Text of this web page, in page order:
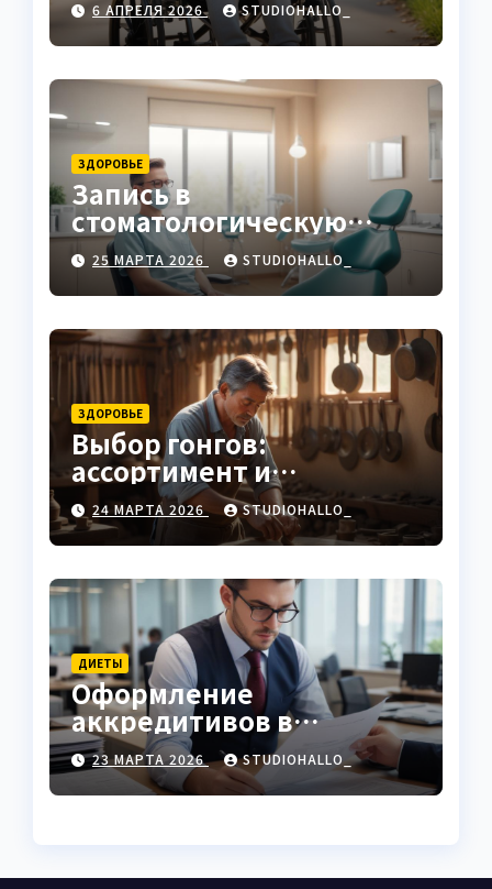
6 АПРЕЛЯ 2026 STUDIOHALLO_
ЗДОРОВЬЕ
Запись в
стоматологическую
клинику
25 МАРТА 2026 STUDIOHALLO_
ЗДОРОВЬЕ
Выбор гонгов:
ассортимент и
характеристики
24 МАРТА 2026 STUDIOHALLO_
ДИЕТЫ
Оформление
аккредитивов в
международной
торговле
23 МАРТА 2026 STUDIOHALLO_